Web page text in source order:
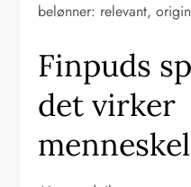
belønner: relevant,
Finpuds
det virker